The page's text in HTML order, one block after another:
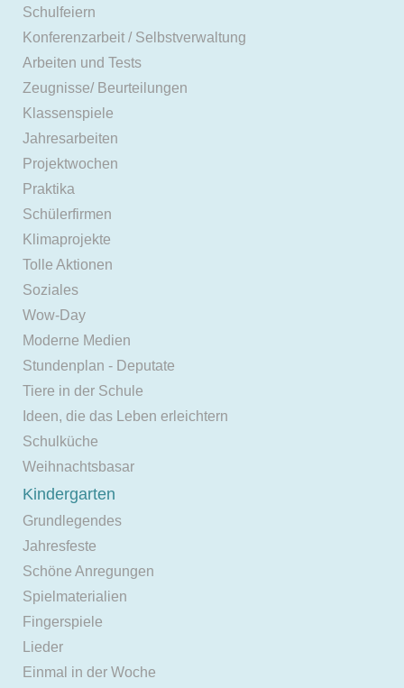
Schulfeiern
Konferenzarbeit / Selbstverwaltung
Arbeiten und Tests
Zeugnisse/ Beurteilungen
Klassenspiele
Jahresarbeiten
Projektwochen
Praktika
Schülerfirmen
Klimaprojekte
Tolle Aktionen
Soziales
Wow-Day
Moderne Medien
Stundenplan - Deputate
Tiere in der Schule
Ideen, die das Leben erleichtern
Schulküche
Weihnachtsbasar
Kindergarten
Grundlegendes
Jahresfeste
Schöne Anregungen
Spielmaterialien
Fingerspiele
Lieder
Einmal in der Woche